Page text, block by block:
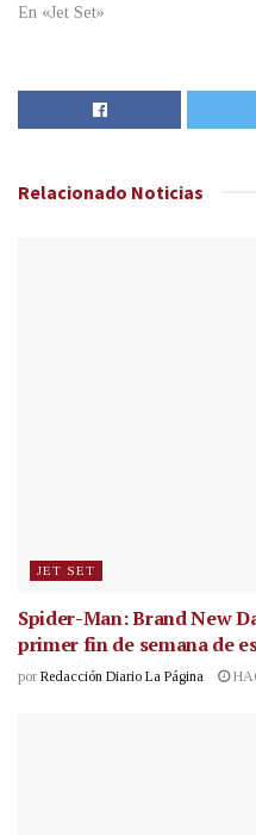
En «Jet Set»
Relacionado Noticias
JET SET
Spider-Man: Brand New
primer fin de semana de
por Redacción Diario La Página